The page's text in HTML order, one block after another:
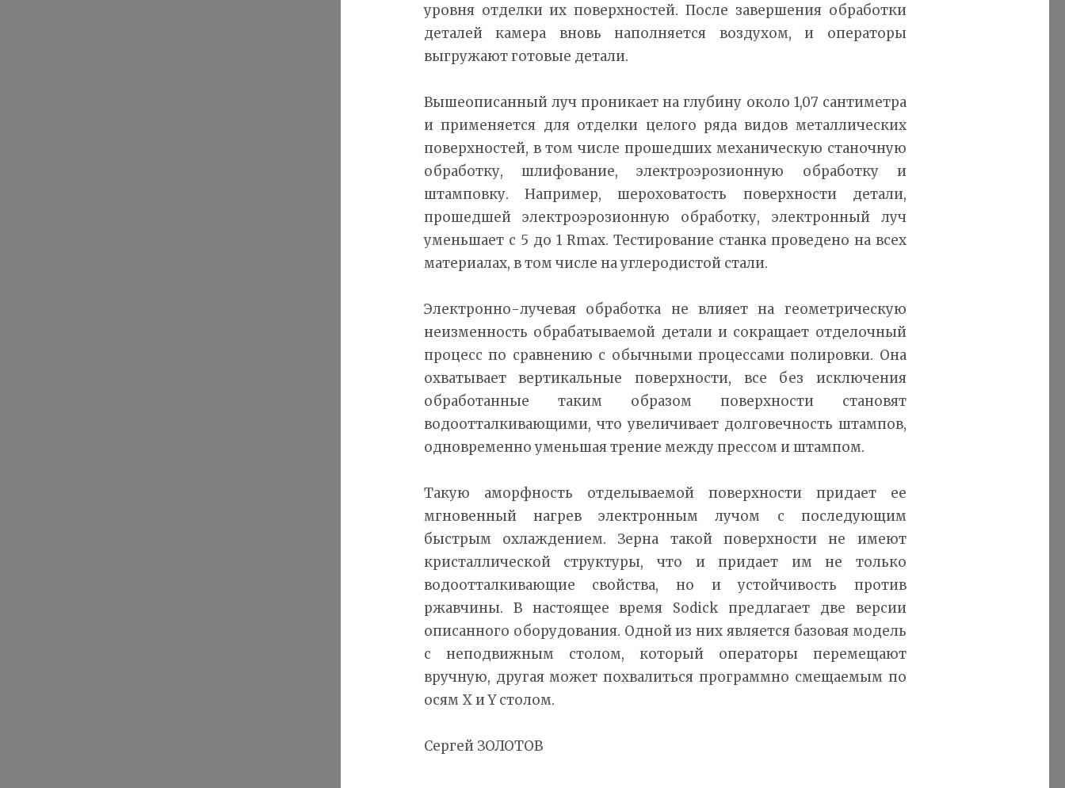
уровня отделки их поверхностей. После завершения обработки
деталей камера вновь наполняется воздухом, и операторы
выгружают готовые детали.
Вышеописанный луч проникает на глубину около 1,07 сантиметра
и применяется для отделки целого ряда видов металлических
поверхностей, в том числе прошедших механическую станочную
обработку, шлифование, электроэрозионную обработку и
штамповку. Например, шероховатость поверхности детали,
прошедшей электроэрозионную обработку, электронный луч
уменьшает с 5 до 1 Rmax. Тестирование станка проведено на всех
материалах, в том числе на углеродистой стали.
Электронно-лучевая обработка не влияет на геометрическую
неизменность обрабатываемой детали и сокращает отделочный
процесс по сравнению с обычными процессами полировки. Она
охватывает вертикальные поверхности, все без исключения
обработанные таким образом поверхности становят
водоотталкивающими, что увеличивает долговечность штампов,
одновременно уменьшая трение между прессом и штампом.
Такую аморфность отделываемой поверхности придает ее
мгновенный нагрев электронным лучом с последующим
быстрым охлаждением. Зерна такой поверхности не имеют
кристаллической структуры, что и придает им не только
водоотталкивающие свойства, но и устойчивость против
ржавчины. В настоящее время Sodick предлагает две версии
описанного оборудования. Одной из них является базовая модель
с неподвижным столом, который операторы перемещают
вручную, другая может похвалиться программно смещаемым по
осям X и Y столом.
Сергей ЗОЛОТОВ